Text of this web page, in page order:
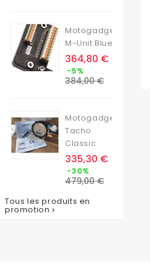
Motogadget
M-Unit Blue
Prix
364,80 €
-5%
de
384,00 €
Motogadget
Tacho
Classic
Prix
335,30 €
-30%
de
479,00 €
Tous les produits en
promotion 